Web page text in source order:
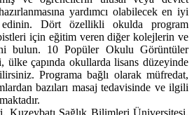
yardımcı olabilecek en iyi
Dört özellikli okulda program
için eğitim veren diğer kolejlerin ve
bulun. 10 Popüler Okulu Görüntüler
ülke çapında okullarda lisans düzeyinde
Programa bağlı olarak müfredat,
bazıları masaj tedavisinde ve ilgili
Kuzeybatı Sağlık Bilimleri Üniversitesi,